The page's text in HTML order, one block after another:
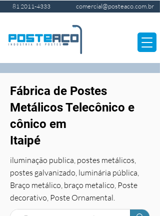
81 2011-4333 comercial@posteaco.com.br
Fábrica de Postes
Metálicos Telecônico e
cônico em
Itaipé
iluminação publica, postes metálicos,
postes galvanizado, luminária pública,
Braço metálico, braço metalico, Poste
decorativo, Poste Ornamental.